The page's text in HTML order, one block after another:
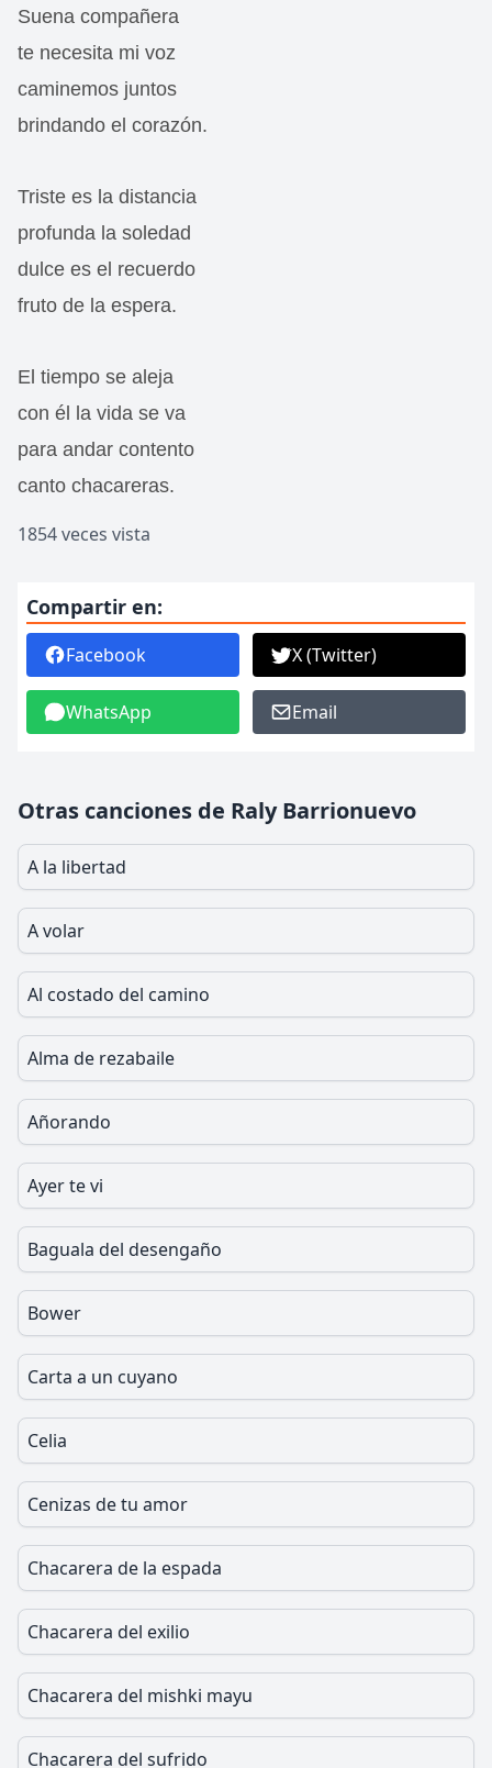
Suena compañera
te necesita mi voz
caminemos juntos
brindando el corazón.
Triste es la distancia
profunda la soledad
dulce es el recuerdo
fruto de la espera.
El tiempo se aleja
con él la vida se va
para andar contento
canto chacareras.
1854 veces vista
Compartir en:
Facebook X (Twitter)
WhatsApp Email
Otras canciones de Raly Barrionuevo
A la libertad
A volar
Al costado del camino
Alma de rezabaile
Añorando
Ayer te vi
Baguala del desengaño
Bower
Carta a un cuyano
Celia
Cenizas de tu amor
Chacarera de la espada
Chacarera del exilio
Chacarera del mishki mayu
Chacarera del sufrido